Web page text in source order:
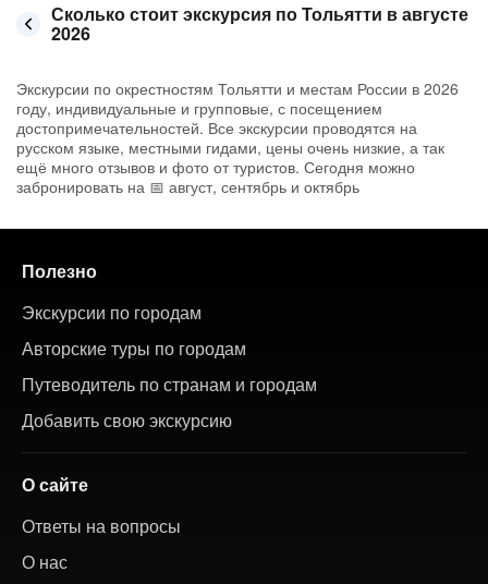
Сколько стоит экскурсия по Тольятти в августе
2026
Экскурсии по окрестностям Тольятти и местам России в 2026
году, индивидуальные и групповые, с посещением
достопримечательностей. Все экскурсии проводятся на
русском языке, местными гидами, цены очень низкие, а так
ещё много отзывов и фото от туристов. Сегодня можно
забронировать на 📅 август, сентябрь и октябрь
Полезно
Экскурсии по городам
Авторские туры по городам
Путеводитель по странам и городам
Добавить свою экскурсию
О сайте
Ответы на вопросы
О нас